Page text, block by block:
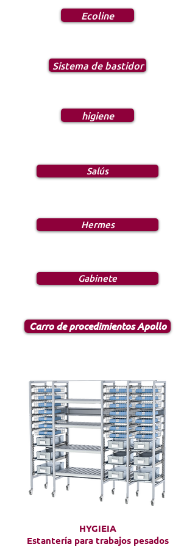
Ecoline
Sistema de bastidor
higiene
Salús
Hermes
Gabinete
Carro de procedimientos Apollo
HYGIEIA
Estantería para trabajos pesados